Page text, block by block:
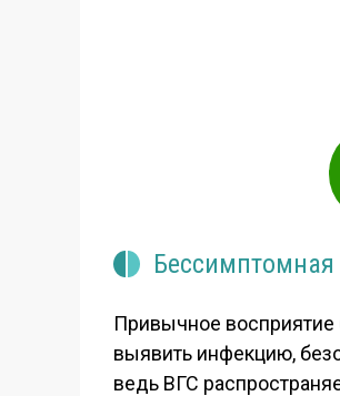
Бессимптомная
Привычное
выявить инфекцию,
ведь ВГС